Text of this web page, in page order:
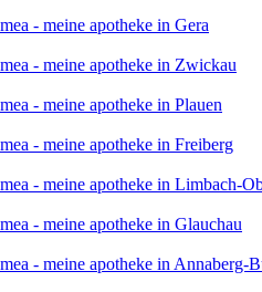
mea - meine apotheke in Gera
mea - meine apotheke in Zwickau
mea - meine apotheke in Plauen
mea - meine apotheke in Freiberg
mea - meine apotheke in Limbach-
mea - meine apotheke in Glauchau
mea - meine apotheke in Annaberg-